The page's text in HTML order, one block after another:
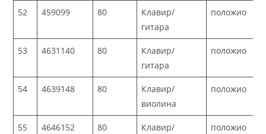
52 459099 80
Клавир/
гитара
положио
53 4631140 80
Клавир/
гитара
положио
54 4639148 80
Клавир/
виолина
положио
55 4646152 80
Клавир/
положио